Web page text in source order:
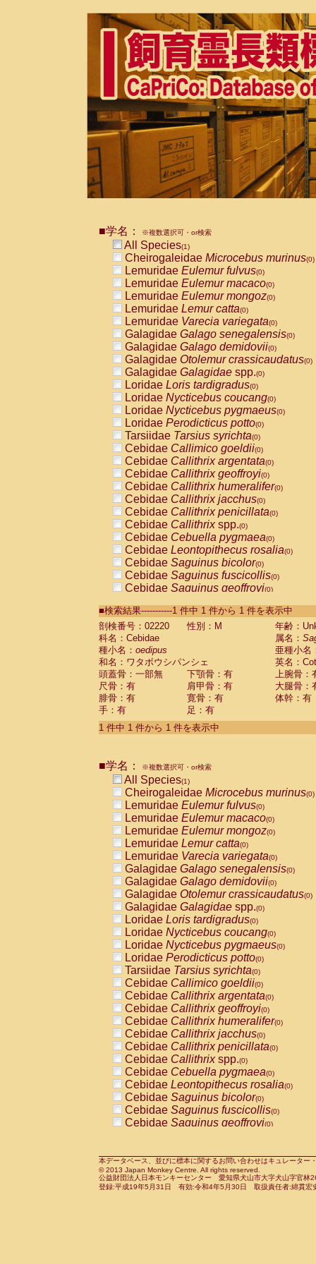
■学名： ※複数選択可・or検索
All Species(1)
Cheirogaleidae Microcebus murinus(0)
Lemuridae Eulemur fulvus(0)
Lemuridae Eulemur macaco(0)
Lemuridae Eulemur mongoz(0)
Lemuridae Lemur catta(0)
Lemuridae Varecia variegata(0)
Galagidae Galago senegalensis(0)
Galagidae Galago demidovii(0)
Galagidae Otolemur crassicaudatus(0)
Galagidae Galagidae spp.(0)
Loridae Loris tardigradus(0)
Loridae Nycticebus coucang(0)
Loridae Nycticebus pygmaeus(0)
Loridae Perodicticus potto(0)
Tarsiidae Tarsius syrichta(0)
Cebidae Callimico goeldii(0)
Cebidae Callithrix argentata(0)
Cebidae Callithrix geoffroyi(0)
Cebidae Callithrix humeralifer(0)
Cebidae Callithrix jacchus(0)
Cebidae Callithrix penicillata(0)
Cebidae Callithrixspp.(0)
Cebidae Cebuella pygmaea(0)
Cebidae Leontopithecus rosalia(0)
Cebidae Saguinus bicolor(0)
Cebidae Saguinus fuscicollis(0)
Cebidae Saguinus geoffroyi(0)
CebidaeSaguinus labiatus(0)
Cebidae Saguinus leucopus (0)
Cebidae
Cebidae
CebidaeSaguinus nigricollis (0)
Cebidae Saguinus oedipus
Cebidae Saguinus weddelli
Cebidae Saguinusspp.
Cebidae Aotus trivirgatus
Cebidae Cebus albifrons
CebidaeCebus nigrivittatus
CebidaeCebus
CebidaeSaimiri boliviensis(0)
CebidaeSaimiri sciureus(0)
AtelidaeAlouatta caraya(0)
AtelidaeAlouatta fusca(0)
AtelidaeAlouatta seniculus
AtelidaeAlouattaspp.(0)
AtelidaeAteles belzebuth(0)
AtelidaeAteles geoffroyi(0)
AtelidaeAteles paniscus(0)
AtelidaeAtelesspp.(0)
Atelidae Lagothrix lagothricha
AtelidaeLagothrix lagothricha cana
PitheciidaeCacajao calvus
PitheciidaeCallicebus cupreus
PitheciidaeCallicebus donacophilus
PitheciidaeCallicebus moloch
PitheciidaeCallicebus torquatus
PitheciidaeCallicebusspp.(0)
PitheciidaeChiropotes satanas(0)
PitheciidaePithecia monachus
PitheciidaePithecia pithecia(0)
CercopithecidaeCercocebus agilis
CercopithecidaeCercocebus
CercopithecidaeCercocebus
CercopithecidaeCercocebus
CercopithecidaeCercocebus
CercopithecidaeCercocebushybrid
CercopithecidaePapio anubis(0)
CercopithecidaePapio cynocephalus
CercopithecidaePapio hamadryas(0)
■検索結果-----------1 件中 1 件から 1 件を表示中
剖検番号：02220
性別：M
年齢：
科名：Cebidae
属名：
種小名： oedipus
亜種小名
和名：ワタボウシパンシェ
英名：
頭蓋骨：一部無
下顎骨：有
上腕骨：
尺骨：有
肩甲骨：有
大腿骨：
腓骨：有
寛骨：有
体幹：有
手：有
足：有
1 件中 1 件から 1 件を表示中
■学名： ※複数選択可・or検索
All Species(1)
Cheirogaleidae Microcebus murinus(0)
Lemuridae Eulemur fulvus(0)
Lemuridae Eulemur macaco(0)
Lemuridae Eulemur mongoz(0)
Lemuridae Lemur catta(0)
Lemuridae Varecia variegata(0)
Galagidae Galago senegalensis(0)
Galagidae Galago demidovii(0)
Galagidae Otolemur crassicaudatus(0)
Galagidae Galagidae spp.(0)
Loridae Loris tardigradus(0)
Loridae Nycticebus coucang(0)
Loridae Nycticebus pygmaeus(0)
Loridae Perodicticus potto(0)
Tarsiidae Tarsius syrichta(0)
Cebidae Callimico goeldii(0)
Cebidae Callithrix argentata(0)
Cebidae Callithrix geoffroyi(0)
Cebidae Callithrix humeralifer(0)
Cebidae Callithrix jacchus(0)
Cebidae Callithrix penicillata(0)
Cebidae Callithrixspp.(0)
Cebidae Cebuella pygmaea(0)
Cebidae Leontopithecus rosalia(0)
Cebidae Saguinus bicolor(0)
Cebidae Saguinus fuscicollis(0)
Cebidae Saguinus geoffroyi(0)
CebidaeSaguinus leucopus(0)
CebidaeSaguinus midas(0)
Cebidae Saguinus mystax(0)
本データベース、並びに標本に関するお問い合わせはキュレータ
© 2013 Japan Monkey Centre. All rights reserved.
公益財団法人日本モンキーセンター 愛知県犬山市大字犬山字官
登録:平成19年5月31日 有効:令和4年5月30日 取扱責任者:綿貫宏